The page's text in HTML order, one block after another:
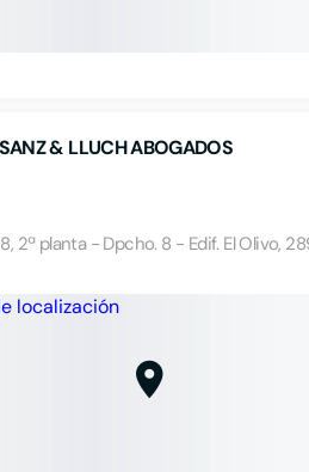
SANZ & LLUCH ABOGADOS
2ª planta - Dpcho. 8 - Edif. El Olivo,